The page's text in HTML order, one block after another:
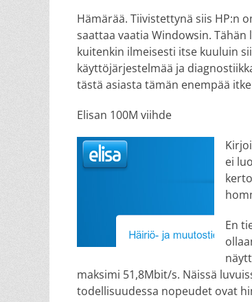
Hämärää. Tiivistettynä siis HP:n
saattaa vaatia Windowsin.
kuitenkin ilmeisesti itse kuuluin
käyttöjärjestelmää ja
tästä asiasta tämän enempää
Elisan 100M viihde
ei
En
maksimi 51,8Mbit/s. Näissä
todellisuudessa nopeudet ovat